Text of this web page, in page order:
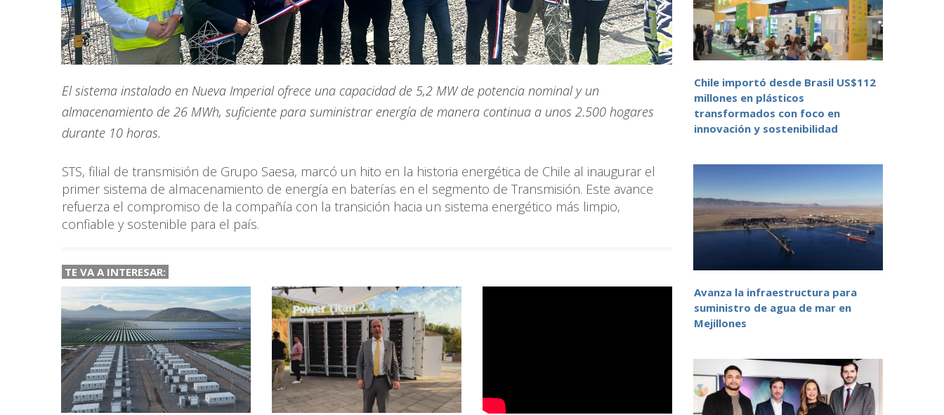
El sistema instalado en Nueva Imperial ofrece una capacidad de 5,2 MW de potencia nominal y un
almacenamiento de 26 MWh, suficiente para suministrar energía de manera continua a unos 2.500 hogares
durante 10 horas.
STS, filial de transmisión de Grupo Saesa, marcó un hito en la historia energética de Chile al inaugurar el
primer sistema de almacenamiento de energía en baterías en el segmento de Transmisión. Este avance
refuerza el compromiso de la compañía con la transición hacia un sistema energético más limpio,
confiable y sostenible para el país.
TE VA A INTERESAR:
Chile importó desde Brasil US$112
millones en plásticos
transformados con foco en
innovación y sostenibilidad
Avanza la infraestructura para
suministro de agua de mar en
Mejillones